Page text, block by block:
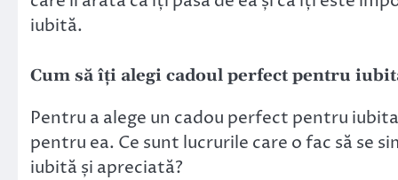
iubită.
Cum să îți alegi cadoul perfect pentru
Pentru a alege un cadou perfect pentru
pentru ea. Ce sunt lucrurile care o fac să se
iubită și apreciată?